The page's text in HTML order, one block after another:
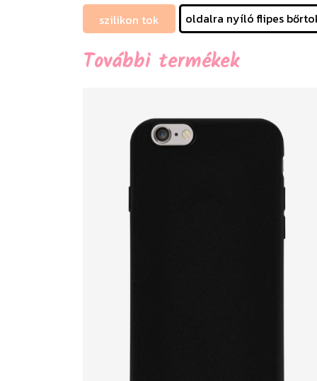
szilikon tok oldalra nyíló flipes
További termékek